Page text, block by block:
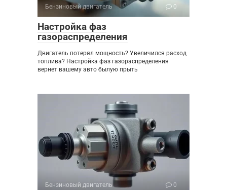
Бензиновый двигатель 0
Настройка фаз
газораспределения
Двигатель потерял мощность? Увеличился расход
топлива? Настройка фаз газораспределения
вернет вашему авто былую прыть
Бензиновый двигатель 0